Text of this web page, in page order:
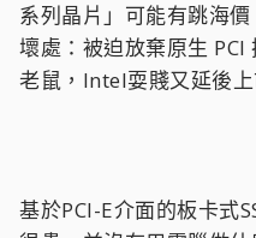
系列晶片」可能有跳海價
壞處：被迫放棄原生
老鼠，Intel耍賤又延後上
基於PCI-E介面的板卡式